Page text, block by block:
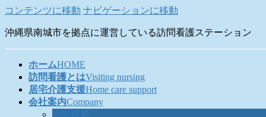
コンテンツに移動 ナビゲーションに移動
沖縄県南城市を拠点に運営している訪問看護ステーション
ホームHOME
訪問看護とはVisiting nursing
居宅介護支援Home care support
会社案内Company